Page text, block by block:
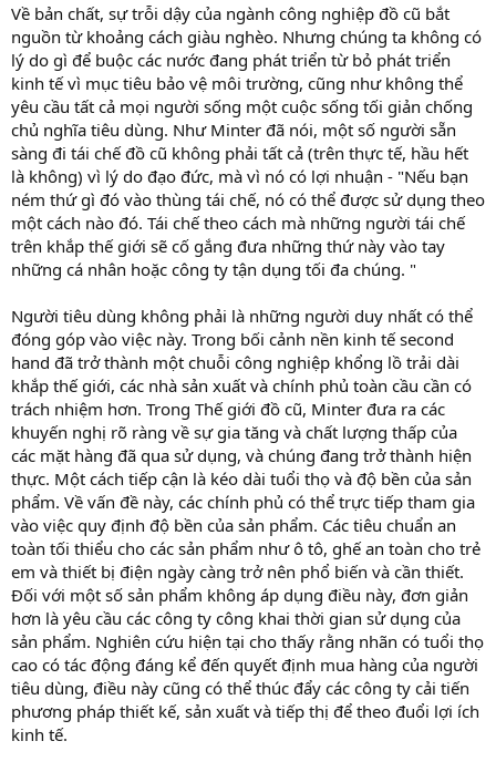
Về bản chất, sự trỗi dậy của ngành công nghiệp đồ cũ bắt
nguồn từ khoảng cách giàu nghèo. Nhưng chúng ta không có
lý do gì để buộc các nước đang phát triển từ bỏ phát triển
kinh tế vì mục tiêu bảo vệ môi trường, cũng như không thể
yêu cầu tất cả mọi người sống một cuộc sống tối giản chống
chủ nghĩa tiêu dùng. Như Minter đã nói, một số người sẵn
sàng đi tái chế đồ cũ không phải tất cả (trên thực tế, hầu hết
là không) vì lý do đạo đức, mà vì nó có lợi nhuận - "Nếu bạn
ném thứ gì đó vào thùng tái chế, nó có thể được sử dụng theo
một cách nào đó. Tái chế theo cách mà những người tái chế
trên khắp thế giới sẽ cố gắng đưa những thứ này vào tay
những cá nhân hoặc công ty tận dụng tối đa chúng. "
Người tiêu dùng không phải là những người duy nhất có thể
đóng góp vào việc này. Trong bối cảnh nền kinh tế second
hand đã trở thành một chuỗi công nghiệp khổng lồ trải dài
khắp thế giới, các nhà sản xuất và chính phủ toàn cầu cần có
trách nhiệm hơn. Trong Thế giới đồ cũ, Minter đưa ra các
khuyến nghị rõ ràng về sự gia tăng và chất lượng thấp của
các mặt hàng đã qua sử dụng, và chúng đang trở thành hiện
thực. Một cách tiếp cận là kéo dài tuổi thọ và độ bền của sản
phẩm. Về vấn đề này, các chính phủ có thể trực tiếp tham gia
vào việc quy định độ bền của sản phẩm. Các tiêu chuẩn an
toàn tối thiểu cho các sản phẩm như ô tô, ghế an toàn cho trẻ
em và thiết bị điện ngày càng trở nên phổ biến và cần thiết.
Đối với một số sản phẩm không áp dụng điều này, đơn giản
hơn là yêu cầu các công ty công khai thời gian sử dụng của
sản phẩm. Nghiên cứu hiện tại cho thấy rằng nhãn có tuổi thọ
cao có tác động đáng kể đến quyết định mua hàng của người
tiêu dùng, điều này cũng có thể thúc đẩy các công ty cải tiến
phương pháp thiết kế, sản xuất và tiếp thị để theo đuổi lợi ích
kinh tế.